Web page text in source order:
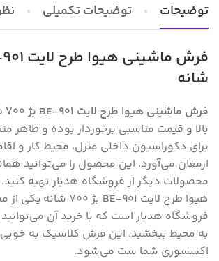
توضیحات توضیحات تکمیلی
شانه
فرش ماشینی هیوا طرح لایت 901-BE بژ ۷۰۰ شانه
بالا و قیمت مناسبی برخوردار بوده و ظاهر
برای دکوراسیون داخلی منزل‌، محیط کار و
ارمغان می‌آورد. این محصول را می‌توانید
محصولات دیگر از فروشگاه هدیار تهیه
هیوا طرح لایت 901-BE بژ ۷۰۰ شانه
یکی از
فروشگاه هدیار است که با خرید آن
به محیط ببخشید. این فرش کلاسیک به خوبی
اکسسوری شما ست می‌شود.